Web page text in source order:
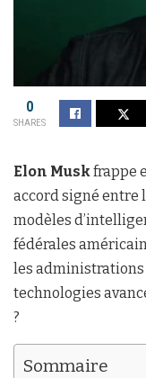
0
SHARES
Elon Muskfrappe
accord signé entre
modèles
fédérales
les administrations
technologies
?
Sommaire